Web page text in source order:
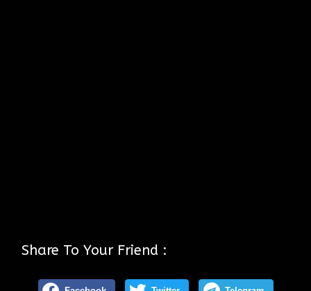
Share To Your Friend :